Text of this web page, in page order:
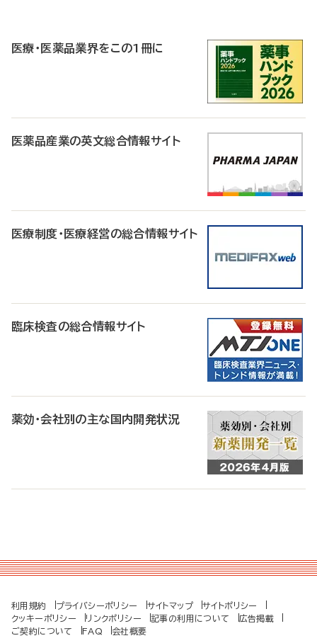
医療・医薬品業界をこの1冊に
医薬品産業の英文総合情報サイト
医療制度・医療経営の総合情報サイト
臨床検査の総合情報サイト
薬効・会社別の主な国内開発状況
利用規約 プライバシーポリシー サイトマップ
サイトポリシー
クッキーポリシー
リンクポリシー 記事の利用について
広告掲載
ご契約について
FAQ 会社概要